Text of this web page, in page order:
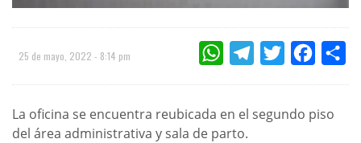
25 de mayo, 2022 - 8:14 pm WHATSAPPTELEGRAMTWITTER
La oficina se encuentra reubicada en el segundo piso
del área administrativa y sala de parto.